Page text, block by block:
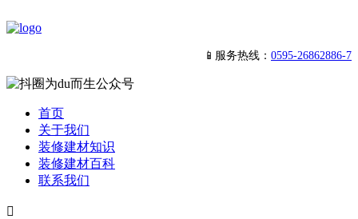
📱服务热线： 0595-26862886-7
首页
关于我们
装修建材知识
装修建材百科
联系我们
